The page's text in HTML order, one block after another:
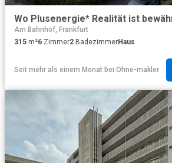
Am Bahnhof, Frankfurt
315 m²6 Zimmer2 BadezimmerHaus
Seit mehr als einem Monat bei Ohne-makler